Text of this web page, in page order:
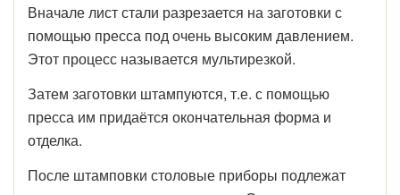
Вначале лист стали разрезается на заготовки с
помощью пресса под очень высоким давлением.
Этот процесс называется мультирезкой.
Затем заготовки штампуются, т.е. с помощью
пресса им придаётся окончательная форма и
отделка.
После штамповки столовые приборы подлежат